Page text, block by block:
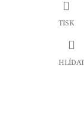
TISK
HLÍDAT